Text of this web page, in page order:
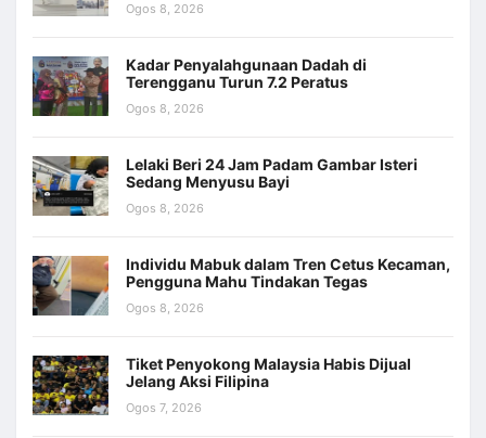
Ogos 8, 2026
Kadar Penyalahgunaan Dadah di
Terengganu Turun 7.2 Peratus
Ogos 8, 2026
Lelaki Beri 24 Jam Padam Gambar Isteri
Sedang Menyusu Bayi
Ogos 8, 2026
Individu Mabuk dalam Tren Cetus Kecaman,
Pengguna Mahu Tindakan Tegas
Ogos 8, 2026
Tiket Penyokong Malaysia Habis Dijual
Jelang Aksi Filipina
Ogos 7, 2026